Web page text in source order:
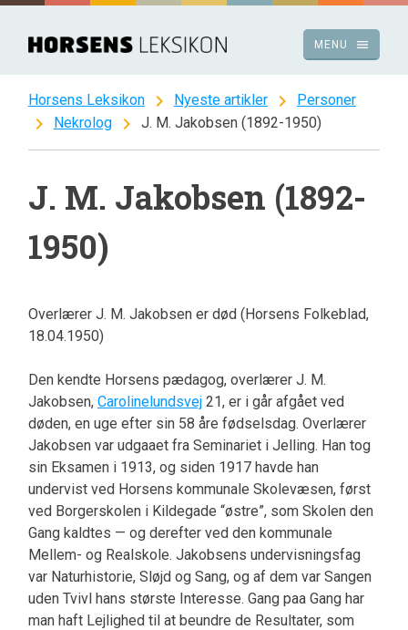
Spring
indhold
menu
MENU
Horsens Leksikon chevron_right Nyeste artikler chevron_right Personer
chevron_right Nekrolog chevron_right J. M. Jakobsen (1892-1950)
J. M. Jakobsen (1892-
1950)
Overlærer J. M. Jakobsen er død (Horsens Folkeblad,
18.04.1950)
Den kendte Horsens pædagog, overlærer J. M.
Jakobsen, Carolinelundsvej21, er i går afgået ved
døden, en uge efter sin 58 åre fødselsdag. Overlærer
Jakobsen var udgaaet fra Seminariet i Jelling. Han tog
sin Eksamen i 1913, og siden 1917 havde han
undervist ved Horsens kommunale Skolevæsen, først
ved Borgerskolen i Kildegade “østre”, som Skolen den
Gang kaldtes — og derefter ved den kommunale
Mellem- og Realskole. Jakobsens undervisningsfag
var Naturhistorie, Sløjd og Sang, og af dem var Sangen
uden Tvivl hans største Interesse. Gang paa Gang har
man haft Lejlighed til at beundre de Resultater, som